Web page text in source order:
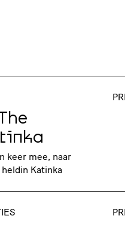
keer mee, naar
Katinka